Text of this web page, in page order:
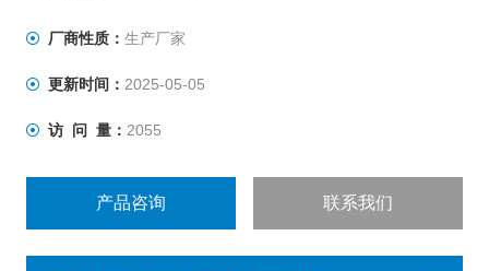
厂商性质： 生产厂家
更新时间： 2025-05-05
访 问 量： 2055
产品咨询 联系我们